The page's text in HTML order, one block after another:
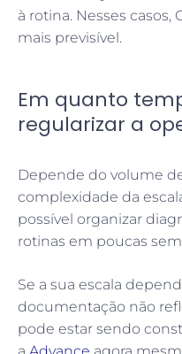
à rotina. Nesses casos,
mais previsível.
Em quanto
regularizar a
Depende do volume
complexidade da
possível organizar
rotinas em poucas
Se a sua escala
documentação não
pode estar sendo